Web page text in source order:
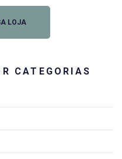
LOJA
CATEGORIAS